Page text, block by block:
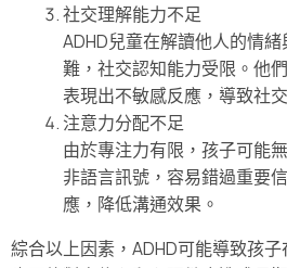
社交理解能力不足
ADHD兒童在解讀他人的情
難，社交認知能力受限。他
表現出不敏感反應，導致社
注意力分配不足
由於專注力有限，孩子可能
非語言訊號，容易錯過重要
應，降低溝通效果。
綜合以上因素，ADHD可能導致孩